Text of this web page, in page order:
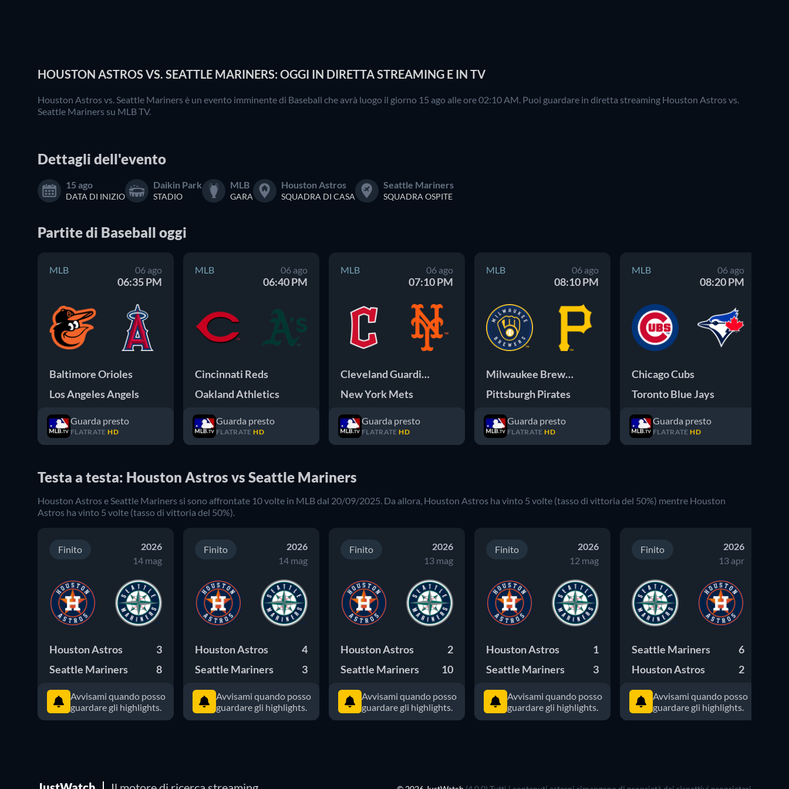
HOUSTON ASTROS VS. SEATTLE MARINERS: OGGI IN DIRETTA STREAMING E IN TV
Houston Astros vs. Seattle Mariners è un evento imminente di Baseball che avrà luogo il giorno 15 ago alle ore 02:10 AM. Puoi guardare in diretta streaming Houston Astros vs.
Seattle Mariners su MLB TV.
Dettagli dell'evento
15 ago
DATA DI INIZIO
Daikin Park
STADIO
MLB
GARA
Houston Astros
SQUADRA DI CASA
Seattle Mariners
SQUADRA OSPITE
Partitedi Baseball oggi
MLB 06 ago
06:35 PM
Baltimore Orioles
Los Angeles Angels
Guarda presto
FLATRATE HD
MLB 06 ago
06:40 PM
Cincinnati Reds
Oakland Athletics
Guarda presto
FLATRATE HD
MLB 06 ago
07:10 PM
Cleveland Guardians
New York Mets
Guarda presto
FLATRATE HD
MLB 06 ago
08:10 PM
Milwaukee Brewers
Pittsburgh Pirates
Guarda presto
FLATRATE HD
MLB 06 ago
08:20 PM
Chicago Cubs
Toronto Blue Jays
Guarda presto
FLATRATE HD
Testa a testa: Houston Astros vs Seattle Mariners
Houston Astros e Seattle Mariners si sono affrontate 10volte in MLBdal 20/09/2025 . Da allora, Houston Astros ha vinto 5 volte (tasso di vittoria del 50%) mentre Houston
Astros ha vinto 5 volte (tasso di vittoria del 50%).
Finito
2026
14 mag
Houston Astros
3
Seattle Mariners
8
Avvisami quando posso
guardare gli highlights.
Finito
2026
14 mag
Houston Astros
4
Seattle Mariners
3
Avvisami quando posso
guardare gli highlights.
Finito
2026
13 mag
Houston Astros
2
Seattle Mariners
10
Avvisami quando posso
guardare gli highlights.
Finito
2026
12 mag
Houston Astros
1
Seattle Mariners
3
Avvisami quando posso
guardare gli highlights.
Finito
2026
13 apr
Seattle Mariners
6
Houston Astros
2
Avvisami quando posso
guardare gli highlights.